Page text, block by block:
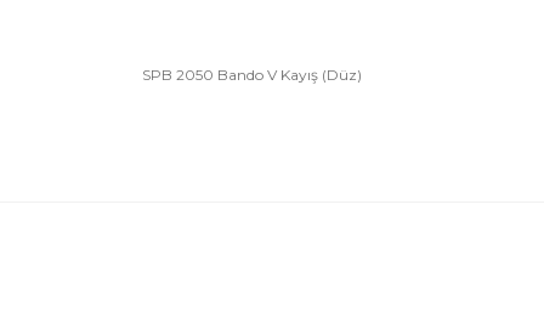
SPB 2050 Bando V Kayış (Düz)